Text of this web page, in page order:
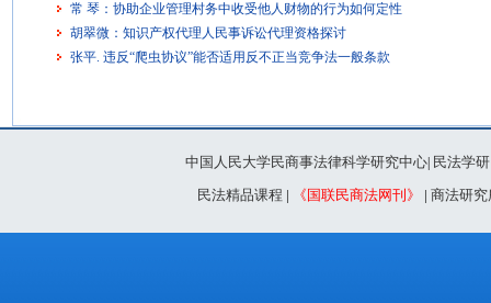
常 琴：协助企业管理村务中收受他人财物的行为如何定性
胡翠微：知识产权代理人民事诉讼代理资格探讨
张平. 违反“爬虫协议”能否适用反不正当竞争法一般条款
中国人民大学民商事法律科学研究中心| 民法学
民法精品课程 | 《国联民商法网刊》 | 商法研究